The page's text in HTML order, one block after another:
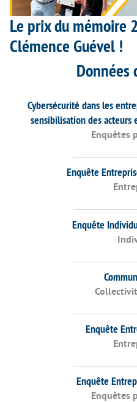
Le prix du mémoire
Clémence Guével !
Données
Cybersécurité dans les
sensibilisation des acteurs
Enquêtes
Enquête
Enquête
Enquête
Enquête
Enquêtes